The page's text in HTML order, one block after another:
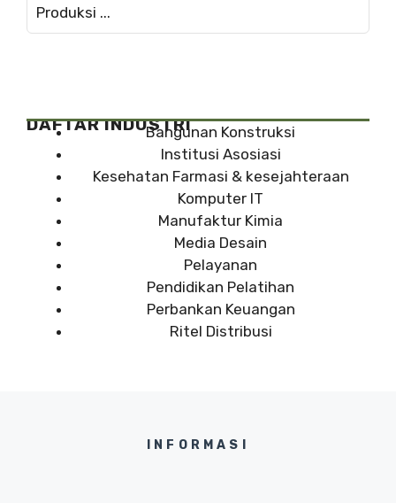
Produksi ...
DAFTAR INDUSTRIBangunan Konstruksi
Institusi Asosiasi
Kesehatan Farmasi & kesejahteraan
Komputer IT
Manufaktur Kimia
Media Desain
Pelayanan
Pendidikan Pelatihan
Perbankan Keuangan
Ritel Distribusi
INFORMASI